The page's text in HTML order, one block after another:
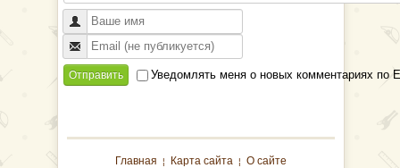
Отправить Уведомлять меня о новых комментариях по
Главная ¦ Карта сайта ¦ О сайте